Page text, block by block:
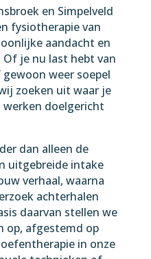
en Simpelveld
fysiotherapie van
aandacht en
je nu last hebt van
weer soepel
zoeken uit waar je
doelgericht
dan alleen de
uitgebreide intake
verhaal, waarna
achterhalen
daarvan stellen we
op, afgestemd op
in onze